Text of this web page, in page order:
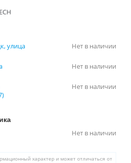
улица
Нет в наличии
Нет в наличии
Нет в наличии
Нет в наличии
характер и может отличаться от